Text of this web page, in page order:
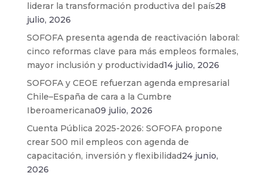
liderar la transformación productiva del país28
julio, 2026
SOFOFA presenta agenda de reactivación laboral:
cinco reformas clave para más empleos formales,
mayor inclusión y productividad14 julio, 2026
SOFOFA y CEOE refuerzan agenda empresarial
Chile–España de cara a la Cumbre
Iberoamericana09 julio, 2026
Cuenta Pública 2025-2026: SOFOFA propone
crear 500 mil empleos con agenda de
capacitación, inversión y flexibilidad24 junio,
2026